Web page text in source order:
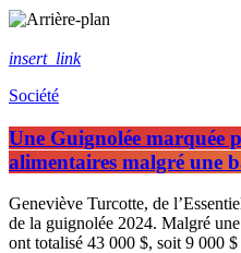
insert_link
Société
Une Guignolée marquée
alimentaires malgré une
Geneviève Turcotte, de
de la guignolée 2024. Malgré
ont totalisé 43 000 $, soit 9 000 $